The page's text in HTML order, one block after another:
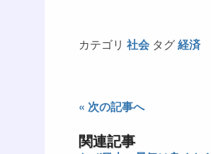
カテゴリ 社会 タグ経済
« 次の記事へ
関連記事